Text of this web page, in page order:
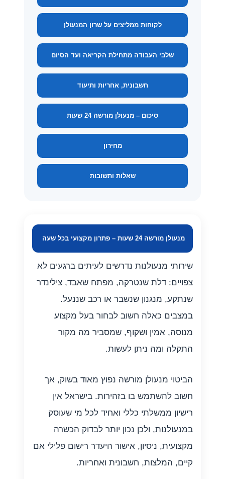
לקוחות ממליצים על שרון המנעולן
שלבי העבודה מתחילת הקריאה ועד הסיום
חשבונית, אחריות ותיעוד
סיכום – מנעולן מורשה 24 שעות
מחירון
שאלות ותשובות
מנעולן מורשה 24 שעות – פתרון מקצועי בכל שעה
שירותי מנעולנות נדרשים לעיתים ברגעים לא
צפויים: דלת שנטרקה, מפתח שאבד, צילינדר
שנתקע, מנגנון שנשבר או רכב שננעל.
במצבים כאלה חשוב לבחור בעל מקצוע
מנוסה, אמין ושקוף, שמסביר מה מקור
התקלה ומה ניתן לעשות.
הביטוי מנעולן מורשה נפוץ מאוד בשוק, אך
חשוב להשתמש בו בזהירות. בישראל אין
רישיון ממשלתי כללי ואחיד לכל מי שעוסק
במנעולנות, ולכן נכון יותר לבדוק הכשרה
מקצועית, ניסיון, אישור היעדר רישום פלילי אם
קיים, המלצות, חשבונית ואחריות.